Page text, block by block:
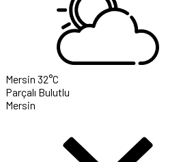
Mersin 32°C
Parçalı Bulutlu
Mersin